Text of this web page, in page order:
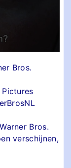
Bros.
Bros.
verschijnen,